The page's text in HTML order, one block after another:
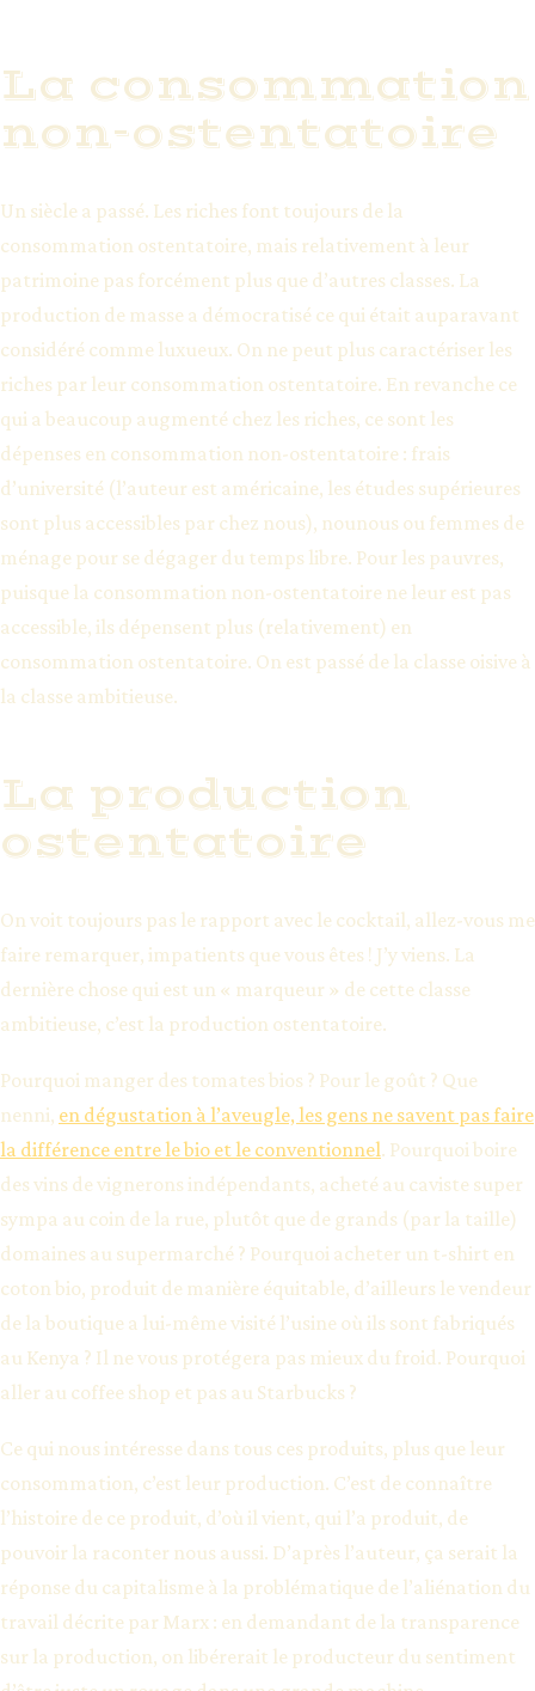
La consommation
non-ostentatoire
Un siècle a passé. Les riches font toujours de la
consommation ostentatoire, mais relativement à leur
patrimoine pas forcément plus que d’autres classes. La
production de masse a démocratisé ce qui était auparavant
considéré comme luxueux. On ne peut plus caractériser les
riches par leur consommation ostentatoire. En revanche ce
qui a beaucoup augmenté chez les riches, ce sont les
dépenses en consommation non-ostentatoire : frais
d’université (l’auteur est américaine, les études supérieures
sont plus accessibles par chez nous), nounous ou femmes de
ménage pour se dégager du temps libre. Pour les pauvres,
puisque la consommation non-ostentatoire ne leur est pas
accessible, ils dépensent plus (relativement) en
consommation ostentatoire. On est passé de la classe oisive à
la classe ambitieuse.
La production
ostentatoire
On voit toujours pas le rapport avec le cocktail, allez-vous me
faire remarquer, impatients que vous êtes ! J’y viens. La
dernière chose qui est un « marqueur » de cette classe
ambitieuse, c’est la production ostentatoire.
Pourquoi manger des tomates bios ? Pour le goût ? Que
nenni, en dégustation à l’aveugle, les gens ne savent pas faire
la différence entre le bio et le conventionnel. Pourquoi boire
des vins de vignerons indépendants, acheté au caviste super
sympa au coin de la rue, plutôt que de grands (par la taille)
domaines au supermarché ? Pourquoi acheter un t-shirt en
coton bio, produit de manière équitable, d’ailleurs le vendeur
de la boutique a lui-même visité l’usine où ils sont fabriqués
au Kenya ? Il ne vous protégera pas mieux du froid. Pourquoi
aller au coffee shop et pas au Starbucks ?
Ce qui nous intéresse dans tous ces produits, plus que leur
consommation, c’est leur production. C’est de connaître
l’histoire de ce produit, d’où il vient, qui l’a produit, de
pouvoir la raconter nous aussi. D’après l’auteur, ça serait la
réponse du capitalisme à la problématique de l’aliénation du
travail décrite par Marx : en demandant de la transparence
sur la production, on libérerait le producteur du sentiment